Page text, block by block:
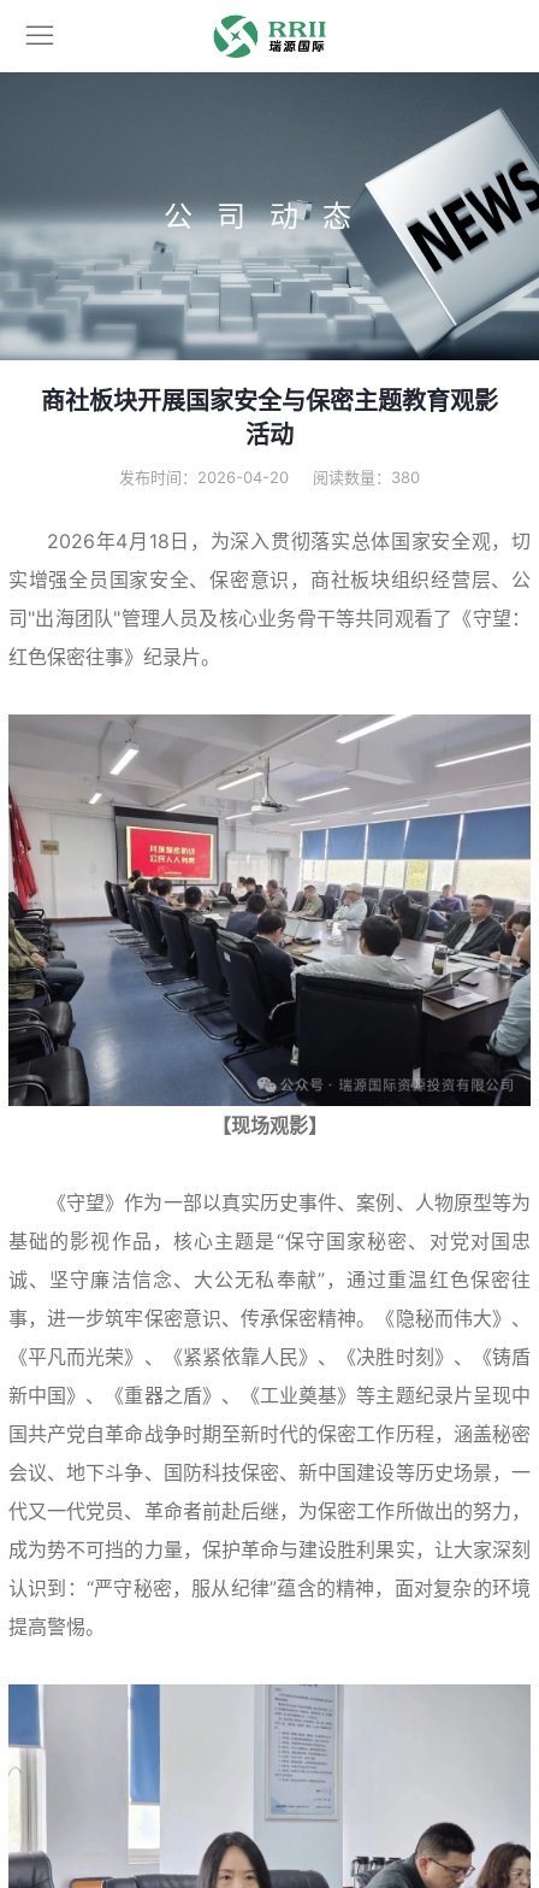
公司动态
商社板块开展国家安全与保密主题教育观影
活动
发布时间：2026-04-20 阅读数量： 380
2026年4月18日，为深入贯彻落实总体国家安全观，切
实增强全员国家安全、保密意识，商社板块组织经营层、公
司"出海团队"管理人员及核心业务骨干等共同观看了《守望：
红色保密往事》纪录片。
【现场观影】
《守望》作为一部以真实历史事件、案例、人物原型等为
基础的影视作品，核心主题是“保守国家秘密、对党对国忠
诚、坚守廉洁信念、大公无私奉献”，通过重温红色保密往
事，进一步筑牢保密意识、传承保密精神。《隐秘而伟大》、
《平凡而光荣》、《紧紧依靠人民》、《决胜时刻》、《铸盾
新中国》、《重器之盾》、《工业奠基》等主题纪录片呈现中
国共产党自革命战争时期至新时代的保密工作历程，涵盖秘密
会议、地下斗争、国防科技保密、新中国建设等历史场景，一
代又一代党员、革命者前赴后继，为保密工作所做出的努力，
成为势不可挡的力量，保护革命与建设胜利果实，让大家深刻
认识到：“严守秘密，服从纪律”蕴含的精神，面对复杂的环境
提高警惕。